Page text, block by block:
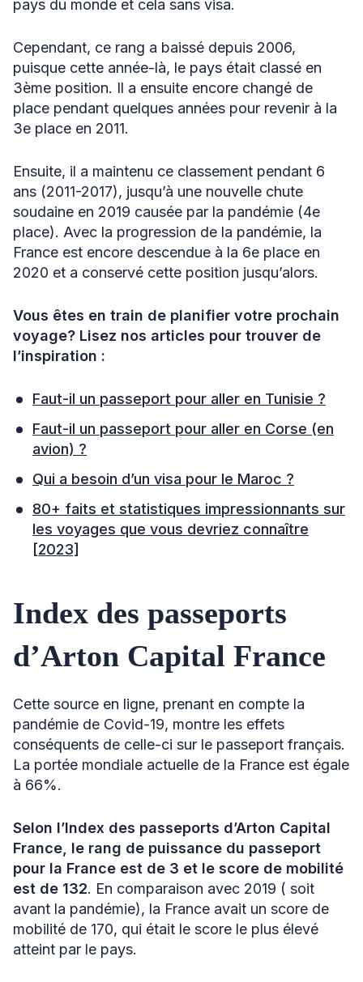
pays du monde et cela sans visa.
Cependant, ce rang a baissé depuis 2006,
puisque cette année-là, le pays était classé en
3ème position. Il a ensuite encore changé de
place pendant quelques années pour revenir à la
3e place en 2011.
Ensuite, il a maintenu ce classement pendant 6
ans (2011-2017), jusqu’à une nouvelle chute
soudaine en 2019 causée par la pandémie (4e
place). Avec la progression de la pandémie, la
France est encore descendue à la 6e place en
2020 et a conservé cette position jusqu’alors.
Vous êtes en train de planifier votre prochain
voyage? Lisez nos articles pour trouver de
l’inspiration :
Faut-il un passeport pour aller en Tunisie ?
Faut-il un passeport pour aller en Corse (en
avion) ?
Qui a besoin d’un visa pour le Maroc ?
80+ faits et statistiques impressionnants sur
les voyages que vous devriez connaître
[2023]
Index des passeports
d’Arton Capital France
Cette source en ligne, prenant en compte la
pandémie de Covid-19, montre les effets
conséquents de celle-ci sur le passeport français.
La portée mondiale actuelle de la France est égale
à 66%.
Selon l’Index des passeports d’Arton Capital
France, le rang de puissance du passeport
pour la France est de 3 et le score de mobilité
est de 132. En comparaison avec 2019 ( soit
avant la pandémie), la France avait un score de
mobilité de 170, qui était le score le plus élevé
atteint par le pays.